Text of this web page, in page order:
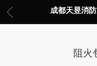
成都天昱消
阻火